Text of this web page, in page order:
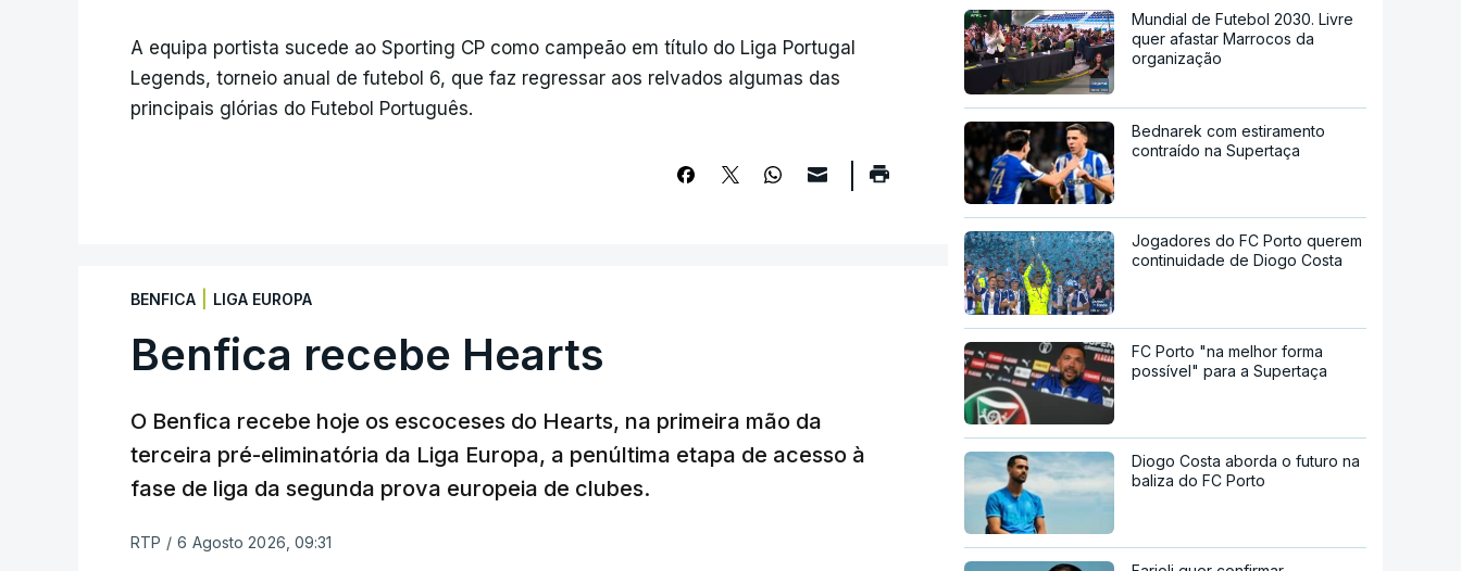
A equipa portista sucede ao Sporting CP como campeão em título do Liga Portugal
Legends, torneio anual de futebol 6, que faz regressar aos relvados algumas das
principais glórias do Futebol Português.
BENFICA LIGA EUROPA
Benfica recebe Hearts
O Benfica recebe hoje os escoceses do Hearts, na primeira mão da
terceira pré-eliminatória da Liga Europa, a penúltima etapa de acesso à
fase de liga da segunda prova europeia de clubes.
RTP / 6 Agosto 2026, 09:31
Mundial de Futebol 2030. Livre
quer afastar Marrocos da
organização
Bednarek com estiramento
contraído na Supertaça
Jogadores do FC Porto querem
continuidade de Diogo Costa
FC Porto "na melhor forma
possível" para a Supertaça
Diogo Costa aborda o futuro na
baliza do FC Porto